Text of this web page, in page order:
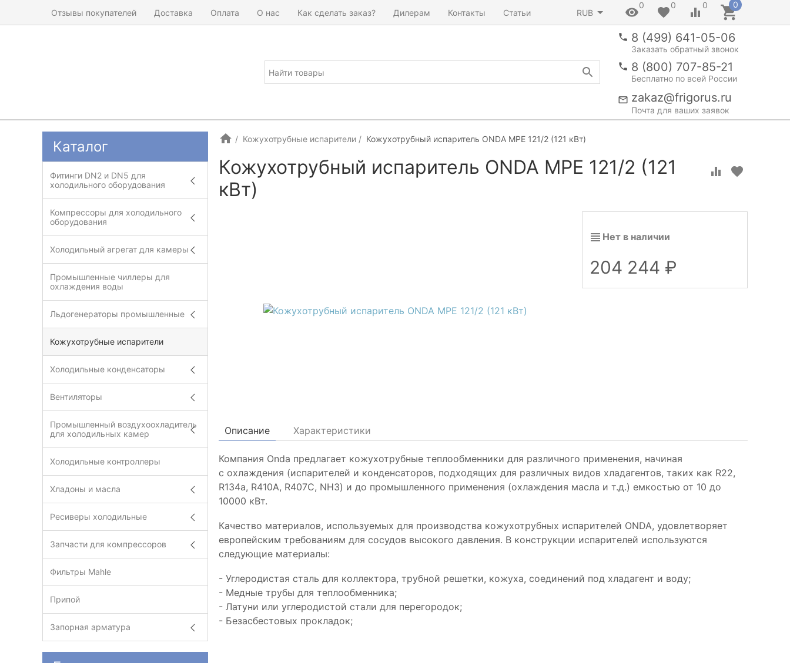
Отзывы покупателей Доставка Оплата О нас Как сделать заказ? Дилерам Контакты Статьи RUB
0 0 0 0
8 (499) 641-05-06
Заказать обратный звонок
8 (800) 707-85-21
Бесплатно по всей России
zakaz@frigorus.ru
Почта для ваших заявок
Кожухотрубные испарители Кожухотрубный испаритель ONDA MPE 121/2 (121 кВт)
Кожухотрубный испаритель ONDA MPE 121/2 (121
кВт)
Нет в наличии
204 244
Описание Характеристики
Компания Onda предлагает кожухотрубные теплообменники для различного применения, начиная
с охлаждения (испарителей и конденсаторов, подходящих для различных видов хладагентов, таких как R22,
R134a, R410A, R407C, NH3) и до промышленного применения (охлаждения масла и т.д.) емкостью от 10 до
10000 кВт.
Качество материалов, используемых для производства кожухотрубных испарителей ONDA, удовлетворяет
европейским требованиям для сосудов высокого давления. В конструкции испарителей используются
следующие материалы:
- Углеродистая сталь для коллектора, трубной решетки, кожуха, соединений под хладагент и воду;
- Медные трубы для теплообменника;
- Латуни или углеродистой стали для перегородок;
- Безасбестовых прокладок;
Каталог
Фитинги DN2 и DN5 для
холодильного оборудования
Компрессоры для холодильного
оборудования
Холодильный агрегат для камеры
Промышленные чиллеры для
охлаждения воды
Льдогенераторы промышленные
Кожухотрубные испарители
Холодильные конденсаторы
Вентиляторы
Промышленный воздухоохладитель
для холодильных камер
Холодильные контроллеры
Хладоны и масла
Ресиверы холодильные
Запчасти для компрессоров
Фильтры Mahle
Припой
Запорная арматура